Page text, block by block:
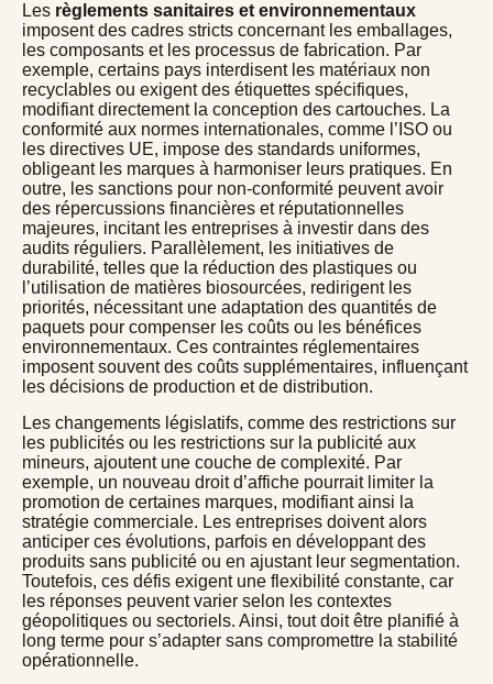
Les règlements sanitaires et environnementaux
imposent des cadres stricts concernant les emballages,
les composants et les processus de fabrication. Par
exemple, certains pays interdisent les matériaux non
recyclables ou exigent des étiquettes spécifiques,
modifiant directement la conception des cartouches. La
conformité aux normes internationales, comme l’ISO ou
les directives UE, impose des standards uniformes,
obligeant les marques à harmoniser leurs pratiques. En
outre, les sanctions pour non-conformité peuvent avoir
des répercussions financières et réputationnelles
majeures, incitant les entreprises à investir dans des
audits réguliers. Parallèlement, les initiatives de
durabilité, telles que la réduction des plastiques ou
l’utilisation de matières biosourcées, redirigent les
priorités, nécessitant une adaptation des quantités de
paquets pour compenser les coûts ou les bénéfices
environnementaux. Ces contraintes réglementaires
imposent souvent des coûts supplémentaires, influençant
les décisions de production et de distribution.
Les changements législatifs, comme des restrictions sur
les publicités ou les restrictions sur la publicité aux
mineurs, ajoutent une couche de complexité. Par
exemple, un nouveau droit d’affiche pourrait limiter la
promotion de certaines marques, modifiant ainsi la
stratégie commerciale. Les entreprises doivent alors
anticiper ces évolutions, parfois en développant des
produits sans publicité ou en ajustant leur segmentation.
Toutefois, ces défis exigent une flexibilité constante, car
les réponses peuvent varier selon les contextes
géopolitiques ou sectoriels. Ainsi, tout doit être planifié à
long terme pour s’adapter sans compromettre la stabilité
opérationnelle.